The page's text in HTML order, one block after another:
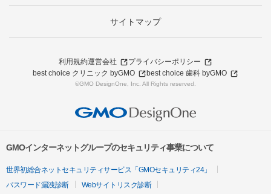
サイトマップ
利用規約運営会社
プライバシーポリシー
best choice クリニック byGMO
best choice 歯科 byGMO
©GMO DesignOne, Inc. All Rights reserved.
GMOインターネットグループのセキュリティ事業について
世界初総合ネットセキュリティサービス「GMOセキュリティ24」
パスワード漏洩診断
Webサイトリスク診断